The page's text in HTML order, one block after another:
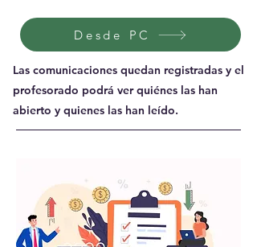
Desde PC
Las comunicaciones quedan registradas y el
profesorado podrá ver quiénes las han
abierto y quienes las han leído.